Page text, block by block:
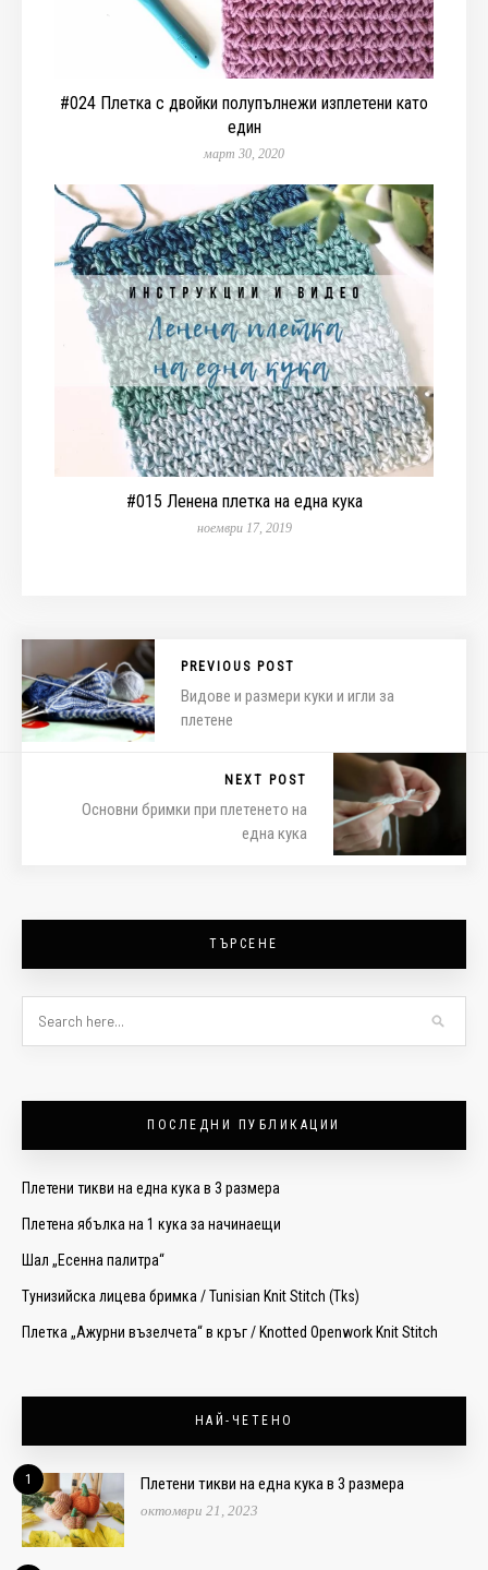
#024 Плетка с двойки полупълнежи изплетени като
един
март 30, 2020
#015 Ленена плетка на една кука
ноември 17, 2019
PREVIOUS POST
Видове и размери куки и игли за
плетене
NEXT POST
Основни бримки при плетенето на
една кука
ТЪРСЕНЕ
ПОСЛЕДНИ ПУБЛИКАЦИИ
Плетени тикви на една кука в 3 размера
Плетена ябълка на 1 кука за начинаещи
Шал „Есенна палитра“
Тунизийска лицева бримка / Tunisian Knit Stitch (Tks)
Плетка „Ажурни възелчета“ в кръг / Knotted Openwork Knit Stitch
НАЙ-ЧЕТЕНО
1 Плетени тикви на една кука в 3 размера
октомври 21, 2023